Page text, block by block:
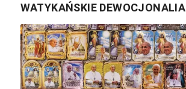
WATYKAŃSKIE DEWOCJONALIA